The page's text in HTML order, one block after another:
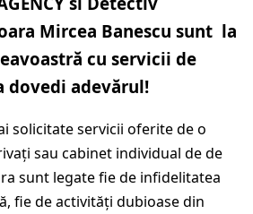
Mircea Banescu sunt la
cu servicii de
dovedi adevărul!
solicitate servicii oferite de o
sau cabinet individual de de
sunt legate fie de infidelitatea
fie de activități dubioase din